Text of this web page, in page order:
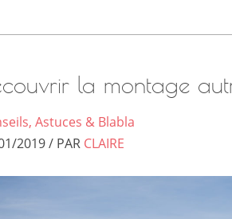
la montage
Astuces & Blabla
2019 / PAR CLAIRE